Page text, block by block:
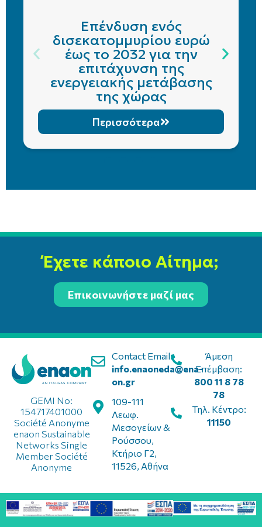
Επένδυση ενός
δισεκατομμυρίου ευρώ
έως το 2032 για την
επιτάχυνση της
ενεργειακής μετάβασης
της χώρας
Περισσότερα
Έχετε κάποιο Αίτημα;
Επικοινωνήστε μαζί μας
Contact Email:
info.enaoneda@ena-
on.gr
109-111
Λεωφ.
Μεσογείων &
Ρούσσου,
Κτήριο Γ2,
11526, Αθήνα
GEMI No:
154717401000
Société Anonyme
enaon Sustainable
Networks Single
Member Société
Anonyme
Άμεση
Επέμβαση:
800 11 8 78
78
Τηλ. Κέντρο:
11150